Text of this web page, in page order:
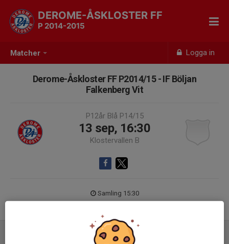
Matcher Logga in
DEROME-ÅSKLOSTER FF
P 2014-2015
Derome-Åskloster FF P2014/15 - IF Böljan
Falkenberg Vit
P12år Blå P14/15
13 sep, 16:30
Klostervallen B
Samling 15:30